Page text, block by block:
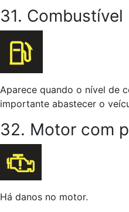
31. Combustível
Aparece quando o nível de
importante abastecer o
32. Motor com
Há danos no motor.